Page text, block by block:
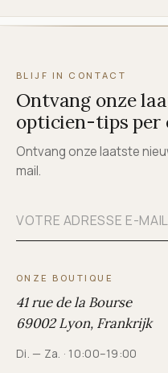
BLIJF IN CONTACT
Ontvang onze
opticien-tips per
Ontvang onze laatste
mail.
ONZE BOUTIQUE
41 rue de la Bourse
69002 Lyon, Frankrijk
Di. — Za. · 10:00–19:00